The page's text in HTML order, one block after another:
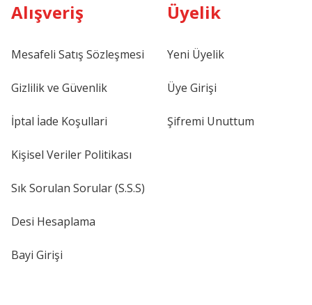
Alışveriş
Mesafeli Satış Sözleşmesi
Gizlilik ve Güvenlik
İptal İade Koşullari
Kişisel Veriler Politikası
Sık Sorulan Sorular (S.S.S)
Desi Hesaplama
Bayi Girişi
Üyelik
Yeni Üyelik
Üye Girişi
Şifremi Unuttum